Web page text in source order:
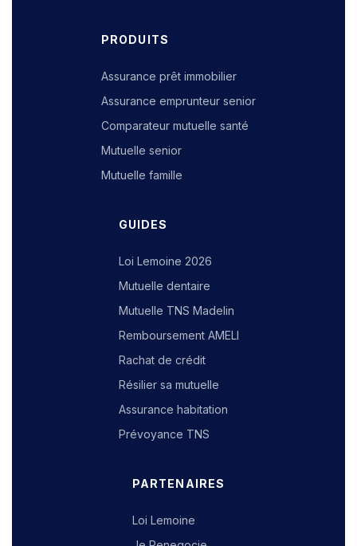
PRODUITS
Assurance prêt immobilier
Assurance emprunteur senior
Comparateur mutuelle santé
Mutuelle senior
Mutuelle famille
GUIDES
Loi Lemoine 2026
Mutuelle dentaire
Mutuelle TNS Madelin
Remboursement AMELI
Rachat de crédit
Résilier sa mutuelle
Assurance habitation
Prévoyance TNS
PARTENAIRES
Loi Lemoine